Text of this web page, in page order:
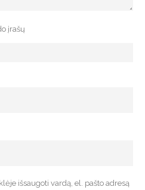
įrašų
išsaugoti vardą, el. pašto adresą